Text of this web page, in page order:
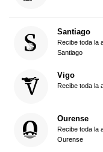
Santiago
Recibe toda la
Santiago
Vigo
Recibe toda la
Ourense
Recibe toda la
Ourense